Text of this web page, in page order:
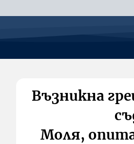
Възникна
Моля,